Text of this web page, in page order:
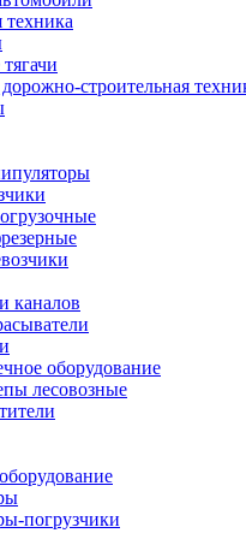
строительная
каналов
оборудование
лесовозные
погрузчики